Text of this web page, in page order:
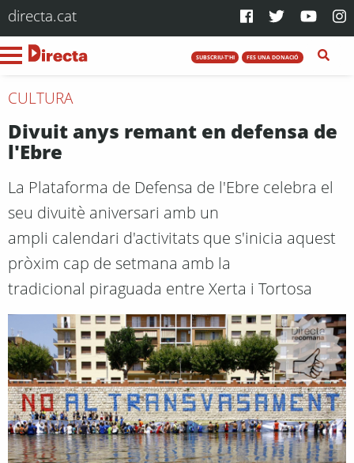
directa.cat
SUBSCRIU-T'HI FES UNA DONACIÓ
CULTURA
Divuit anys remant en defensa de
l'Ebre
La Plataforma de Defensa de l'Ebre celebra el
seu divuitè aniversari amb un
ampli calendari d'activitats que s'inicia aquest
pròxim cap de setmana amb la
tradicional piraguada entre Xerta i Tortosa